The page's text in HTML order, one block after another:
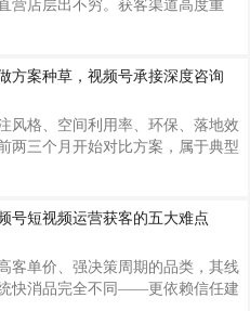
尺全过程，这类干货内容更容易通
陌生客户。抖音的逻辑是 “货
营店层出不穷。获客渠道高度重
涨，获客难度逐年增加。很多定制
，一部分人卡在播放量低，还有一
成交率很低。通过长期观察本地市
屋定制的消费属性，和视频号生态
屋定制的业主，大多刚拿到新房，
、对比板材、核对尺寸、沟通收纳
重实景落地效果，效果图远不如实
方案种草，视频号承接深度咨询
风格、空间利用率、环保、落地效
两三个月开始对比方案，属于典型
空间解决方案” 展开。抖音流量逻
合碎片化种草。小户型收纳避坑、
踩坑案例、不同户型布局参考，更
课的装修人群。内容尽量采用本地
量使用网图效果图。同城业主看到
例，咨询意愿会显著提升，适合引
号短视频运营获客的五大难点
客单价、强决策周期的品类，其线
快消品完全不同——更依赖信任建